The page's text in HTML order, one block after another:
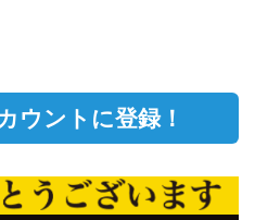
ウントに登録！